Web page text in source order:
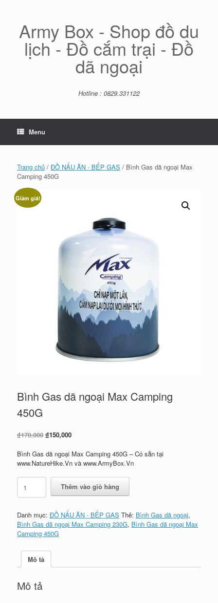
Army Box - Shop đồ du
lịch - Đồ cắm trại - Đồ
dã ngoại
Hotline : 0829.331122
Menu
Trang chủ / ĐỒ NẤU ĂN - BẾP GAS / Bình Gas dã ngoại Max
Camping 450G
Giảm giá!
Bình Gas dã ngoại Max Camping
450G
₫170,000 Giá
là:
₫170,000.
₫150,000Giá
tại
là:
Bình Gas dã ngoại Max Camping 450G – Có sẵn tại
www.NatureHike.Vn và www.ArmyBox.Vn
Bình
Gas
dã
Max
Camping
450G
lượng
Thêm vào giỏ hàng
Danh mục: ĐỒ NẤU ĂN - BẾP GAS Thẻ: Bình Gas dã ngoại,
Bình Gas dã ngoại Max Camping 230G, Bình Gas dã ngoại Max
Camping 450G
Mô tả
Mô tả